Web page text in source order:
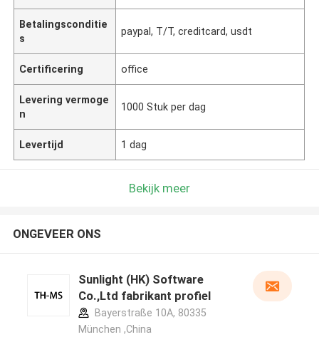
Betalingsconditie
s
paypal, T/T, creditcard, usdt
Certificering office
Levering vermoge
n
1000 Stuk per dag
Levertijd 1 dag
Bekijk meer
ONGEVEER ONS
Sunlight (HK) Software
Co.,Ltd fabrikant profiel
Bayerstraße 10A, 80335
München ,China